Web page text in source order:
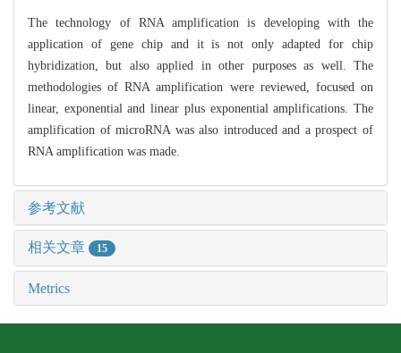
The technology of RNA amplification is developing with the
application of gene chip and it is not only adapted for chip
hybridization, but also applied in other purposes as well. The
methodologies of RNA amplification were reviewed, focused on
linear, exponential and linear plus exponential amplifications. The
amplification of microRNA was also introduced and a prospect of
RNA amplification was made.
参考文献
相关文章 15
Metrics